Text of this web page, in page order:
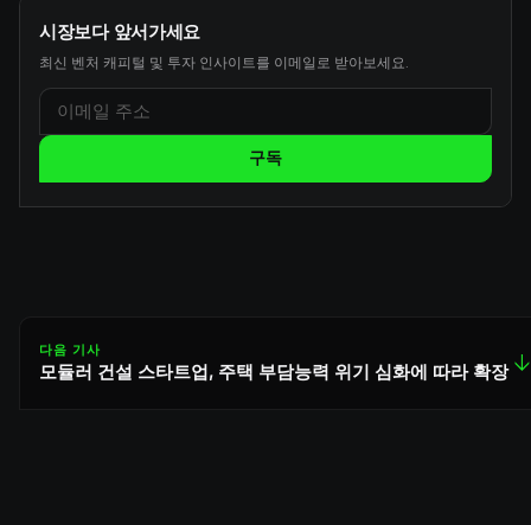
시장보다 앞서가세요
최신 벤처 캐피털 및 투자 인사이트를 이메일로 받아보세요.
구독
다음 기사
모듈러 건설 스타트업, 주택 부담능력 위기 심화에 따라 확장 ↓